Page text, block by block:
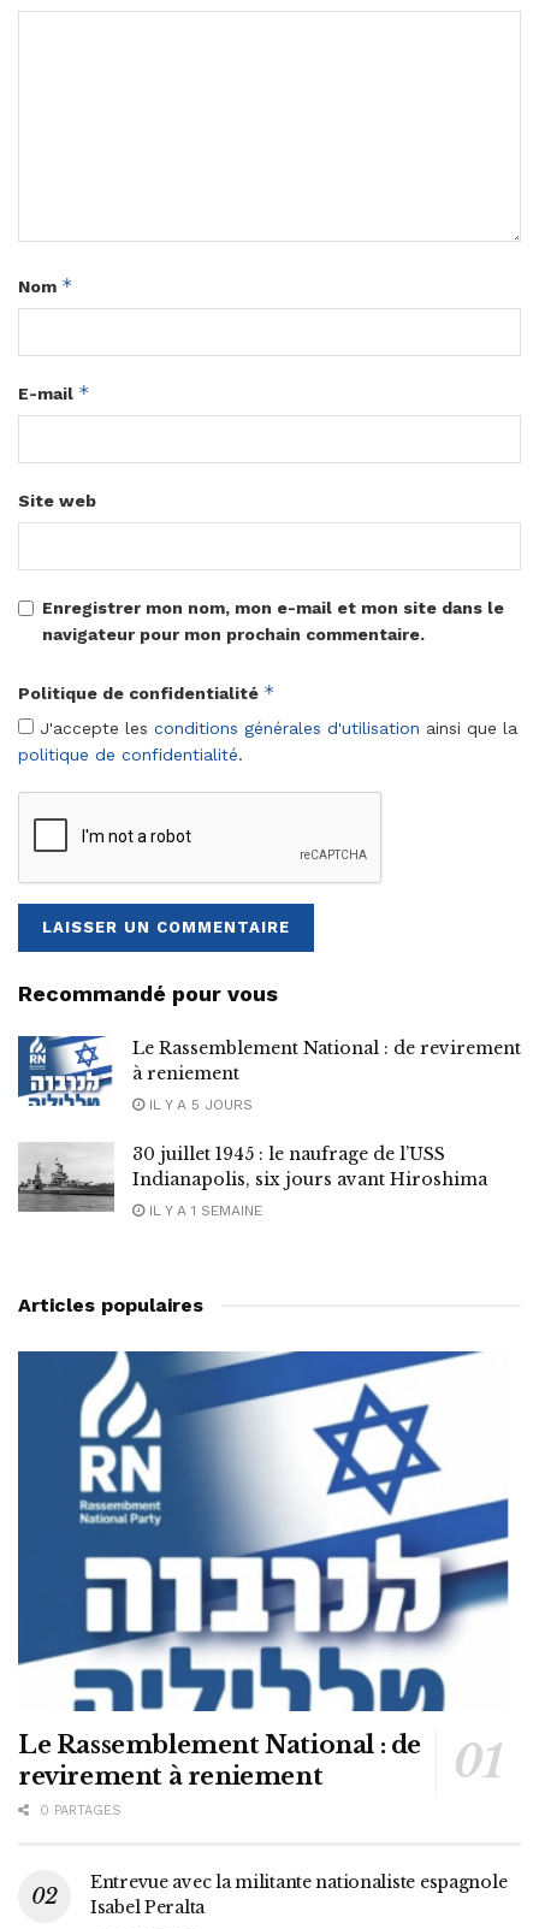
Nom *
E-mail *
Site web
Enregistrer mon nom, mon e-mail et mon site dans le
navigateur pour mon prochain commentaire.
Politique de confidentialité *
J'accepte les conditions générales d'utilisation ainsi que la
politique de confidentialité.
Recommandé pour vous
Le Rassemblement National : de revirement
à reniement
IL Y A 5 JOURS
30 juillet 1945 : le naufrage de l’USS
Indianapolis, six jours avant Hiroshima
IL Y A 1 SEMAINE
Articles populaires
Le Rassemblement National : de
revirement à reniement
0 PARTAGES
Entrevue avec la militante nationaliste espagnole
Isabel Peralta